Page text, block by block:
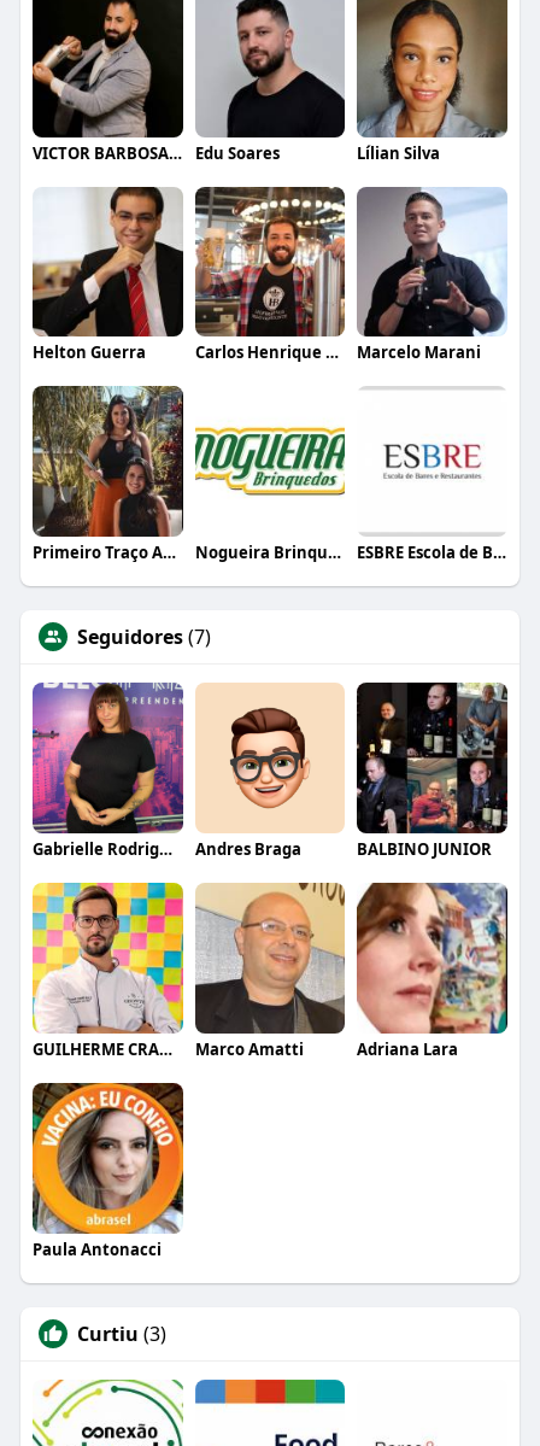
VICTOR BARBOSA QUARANTA Edu Soares Lílian Silva
Helton Guerra Carlos Henrique de Faria Vasconcelos Marcelo Marani
Primeiro Traço Arquitetura Nogueira Brinquedos ESBRE Escola de Bares e Restaurantes
Seguidores(7)
Gabrielle Rodrigues Andres Braga BALBINO JUNIOR
GUILHERME CRAMER BALLE Marco Amatti Adriana Lara
Paula Antonacci
Curtiu (3)